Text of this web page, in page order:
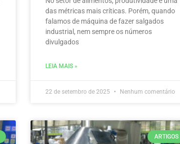
das métricas mais críticas. Porém, quando
falamos de máquina de fazer salgados
industrial, nem sempre os números
divulgados
LEIA MAIS »
22 de setembro de 2025 Nenhum comentário
ARTIGOS